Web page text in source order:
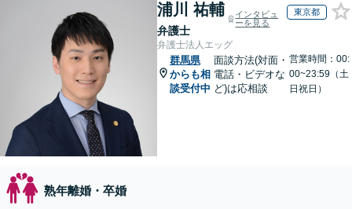
浦川 祐輔
弁護士
インタビュ
ーを見る
東京都
弁護士法人エッグ
群馬県
からも相
談受付中
面談方法(対面・
電話・ビデオな
ど)は応相談
営業時間：00:
00~23:59（土
日祝日）
熟年離婚・卒婚